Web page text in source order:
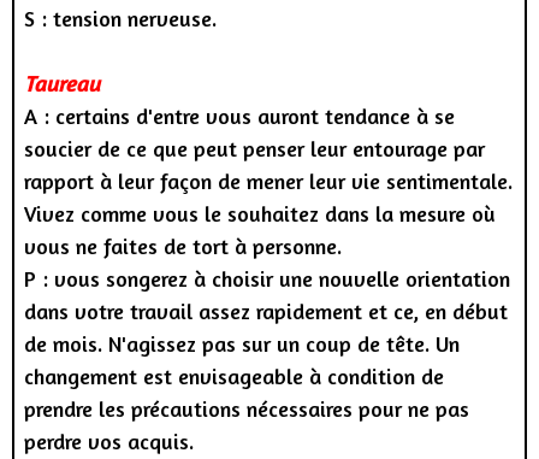
S : tension nerveuse.
Taureau
A : certains d'entre vous auront tendance à se
soucier de ce que peut penser leur entourage par
rapport à leur façon de mener leur vie sentimentale.
Vivez comme vous le souhaitez dans la mesure où
vous ne faites de tort à personne.
P : vous songerez à choisir une nouvelle orientation
dans votre travail assez rapidement et ce, en début
de mois. N'agissez pas sur un coup de tête. Un
changement est envisageable à condition de
prendre les précautions nécessaires pour ne pas
perdre vos acquis.